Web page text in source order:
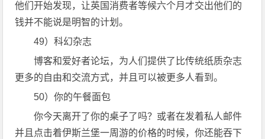
他们开始发现，让英国消费者等候六个月才交出他们的
钱并不能说是明智的计划。
49）科幻杂志
博客和爱好者论坛，为人们提供了比传统纸质杂志
更多的自由和交流方式，并且可以被更多人看到。
50）你的午餐面包
你今天离开了你的桌子了吗？或者在发着私人邮件
并且点击着伊斯兰堡一周游的价格的时候，你还能吞下